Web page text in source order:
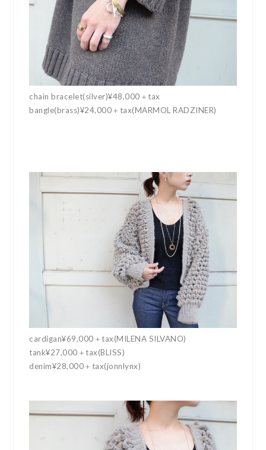
chain bracelet(silver)¥48,000＋tax
bangle(brass)¥24,000＋tax(MARMOL RADZINER)
cardigan¥69,000＋tax(MILENA SILVANO)
tank¥27,000＋tax(BLISS)
denim¥28,000＋tax(jonnlynx)